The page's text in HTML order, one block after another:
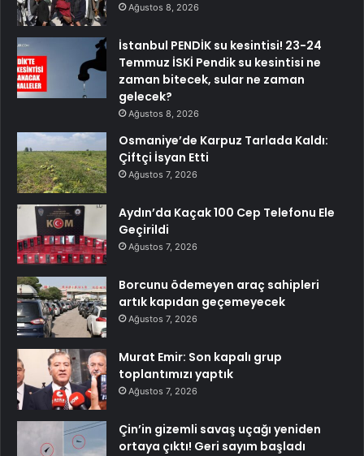
Ağustos 8, 2026
İstanbul PENDİK su kesintisi! 23-24
Temmuz İSKİ Pendik su kesintisi ne
zaman bitecek, sular ne zaman
gelecek?
Ağustos 8, 2026
Osmaniye’de Karpuz Tarlada Kaldı:
Çiftçi İsyan Etti
Ağustos 7, 2026
Aydın’da Kaçak 100 Cep Telefonu Ele
Geçirildi
Ağustos 7, 2026
Borcunu ödemeyen araç sahipleri
artık kapıdan geçemeyecek
Ağustos 7, 2026
Murat Emir: Son kapalı grup
toplantımızı yaptık
Ağustos 7, 2026
Çin’in gizemli savaş uçağı yeniden
ortaya çıktı! Geri sayım başladı